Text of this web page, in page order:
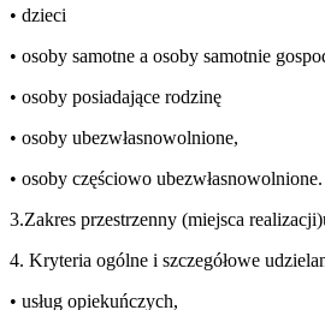
• dzieci
• osoby samotne a osoby samotnie
• osoby posiadające rodzinę
• osoby ubezwłasnowolnione,
• osoby częściowo ubezwłasnowolnione.
3.Zakres przestrzenny (miejsca
4. Kryteria ogólne i szczegółowe
• usług opiekuńczych,